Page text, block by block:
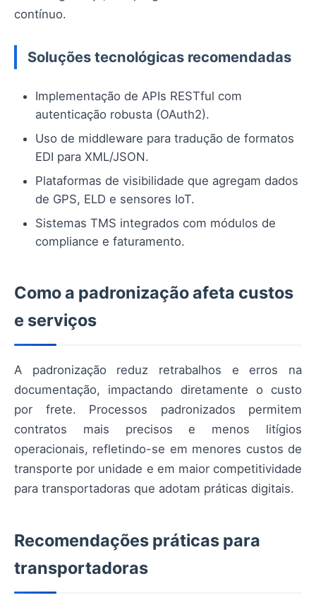
contínuo.
Soluções tecnológicas recomendadas
Implementação de APIs RESTful com
autenticação robusta (OAuth2).
Uso de middleware para tradução de formatos
EDI para XML/JSON.
Plataformas de visibilidade que agregam dados
de GPS, ELD e sensores IoT.
Sistemas TMS integrados com módulos de
compliance e faturamento.
Como a padronização afeta custos
e serviços
A padronização reduz retrabalhos e erros na
documentação, impactando diretamente o custo
por frete. Processos padronizados permitem
contratos mais precisos e menos litígios
operacionais, refletindo-se em menores custos de
transporte por unidade e em maior competitividade
para transportadoras que adotam práticas digitais.
Recomendações práticas para
transportadoras